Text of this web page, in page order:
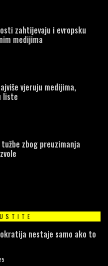
zahtijevaju i evropsku
medijima
vjeruju medijima,
liste
zbog preuzimanja
nestaje samo ako to